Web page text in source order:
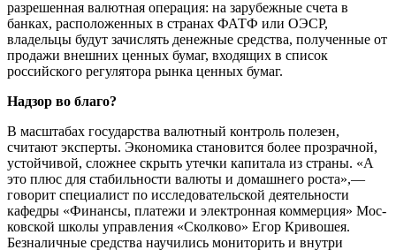
разрешенная валютная операция: на зарубежные счета в
банках, расположенных в странах ФАТФ или ОЭСР,
владельцы будут зачислять денежные средства, полученные от
продажи внешних ценных бумаг, входящих в список
российского регулятора рынка ценных бумаг.
Надзор во благо?
В масштабах государства валютный контроль полезен,
считают эксперты. Экономика становится более прозрачной,
устойчивой, сложнее скрыть утечки капитала из страны. «А
это плюс для стабильности валюты и домашнего роста»,—
говорит специалист по исследовательской деятельности
кафедры «Финансы, платежи и электронная коммерция» Мос­
ковской школы управления «Сколково» Егор Кривошея.
Безналичные средства научились мониторить и внутри